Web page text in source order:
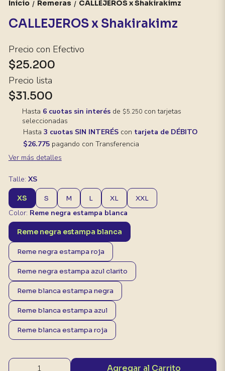
Inicio / Remeras / CALLEJEROS x Shakirakimz
CALLEJEROS x Shakirakimz
Precio con Efectivo
$25.200
Precio lista
$31.500
Hasta 6 cuotas sin interés de $5.250 con tarjetas
seleccionadas
Hasta 3 cuotas SIN INTERÉScon tarjeta de DÉBITO
$26.775pagando con Transferencia
Ver más detalles
Talle: XS
XS S M L XL XXL
Color: Reme negra estampa blanca
Reme negra estampa blanca
Reme negra estampa roja
Reme negra estampa azul clarito
Reme blanca estampa negra
Reme blanca estampa azul
Reme blanca estampa roja
Agregar al Carrito